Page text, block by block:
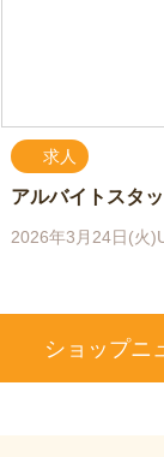
求人
アルバイトスタ
2026年3月24日(火
ショップニ